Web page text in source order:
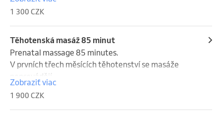
1 300 CZK
Těhotenská masáž 85 minut
Prenatal massage 85 minutes.
V prvních třech měsících těhotenství se masáže
neprovádějí.
Zobraziť viac
1 900 CZK